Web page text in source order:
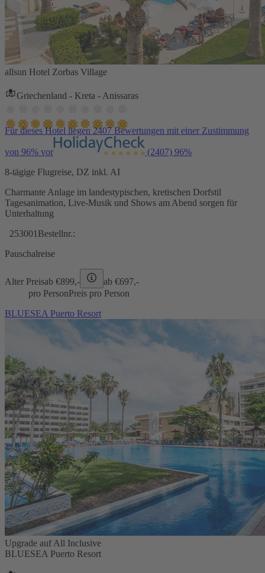
allsun Hotel Zorbas Village
Griechenland - Kreta - Anissaras
Für dieses Hotel liegen 2407 Bewertungen mit einer Zustimmung
von 96% vor (2407) 96%
8-tägige Flugreise, DZ inkl. AI
Charmante Anlage im landestypischen, kretischen Dorfstil
Tagesanimation, Live-Musik und Shows am Abend sorgen für
Unterhaltung
253001 Bestellnr.:
Pauschalreise
Alter Preisab €899,- ab €697,-
pro PersonPreis pro Person
BLUESEA Puerto Resort
Upgrade auf All Inclusive
BLUESEA Puerto Resort